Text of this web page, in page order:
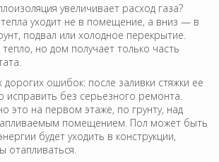
увеличивает расход газа?
уходит не в помещение, а вниз — в
подвал или холодное перекрытие.
но дом получает только часть
ошибок: после заливки стяжки ее
исправить без серьезного ремонта.
это на первом этаже, по грунту, над
помещением. Пол может быть
будет уходить в конструкции,
отапливаться.